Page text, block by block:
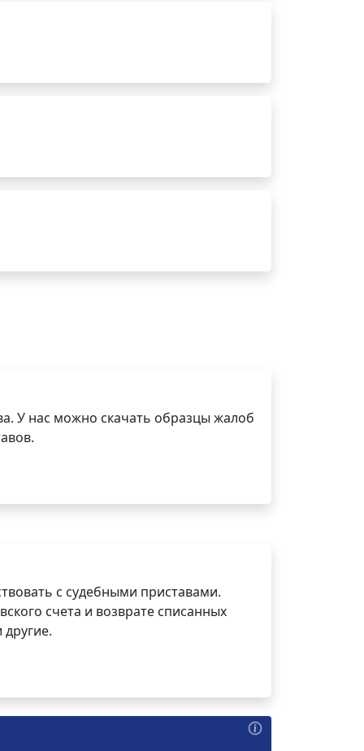
У нас можно скачать образцы жалоб
с судебными приставами.
счета и возврате списанных